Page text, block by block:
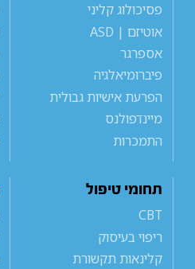
פסיכולוג קליני
אוטיזם | ASD
אספרגר
פיברומיאלגיה
הפרעת אישיות גבולית
מיינדפולנס
התמכרות
תחומי טיפול
CBT
ריפוי בעיסוק
קלינאות תקשורת